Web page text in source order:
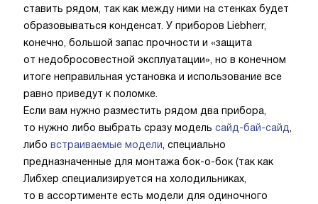
ставить рядом, так как между ними на стенках будет
образовываться конденсат. У приборов Liebherr,
конечно, большой запас прочности и «защита
от недобросовестной эксплуатации», но в конечном
итоге неправильная установка и использование все
равно приведут к поломке.
Если вам нужно разместить рядом два прибора,
то нужно либо выбрать сразу модель сайд-бай-сайд
либо встраиваемые модели , специально
предназначенные для монтажа бок-о-бок (так как
Либхер специализируется на холодильниках,
то в ассортименте есть модели для одиночного